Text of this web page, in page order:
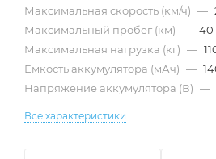
Максимальная скорость (км/ч) —
Максимальный пробег (км) — 40
Максимальная нагрузка (кг) —
Емкость аккумулятора (мАч) —
Напряжение аккумулятора (В) —
Все характеристики